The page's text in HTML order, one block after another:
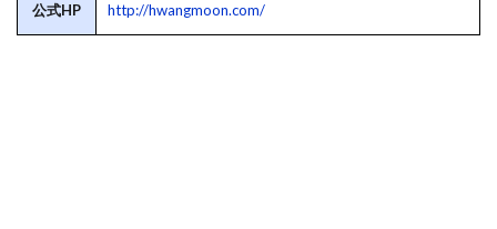
公式HP http://hwangmoon.com/